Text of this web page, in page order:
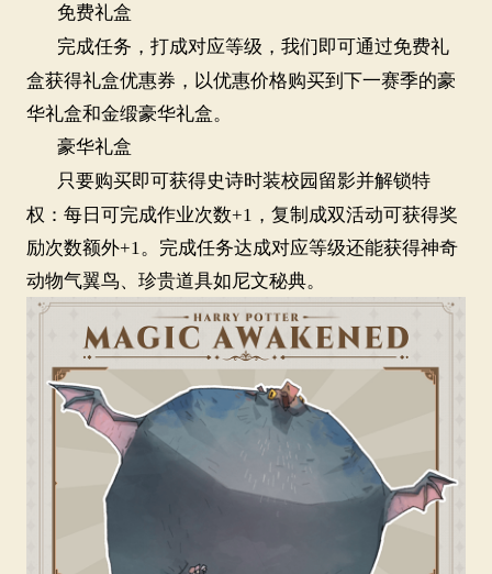
免费礼盒
完成任务，打成对应等级，我们即可通过免费礼
盒获得礼盒优惠券，以优惠价格购买到下一赛季的豪
华礼盒和金缎豪华礼盒。
豪华礼盒
只要购买即可获得史诗时装校园留影并解锁特
权：每日可完成作业次数+1 ，复制成双活动可获得奖
励次数额外+1。完成任务达成对应等级还能获得神奇
动物气翼鸟、珍贵道具如尼文秘典。